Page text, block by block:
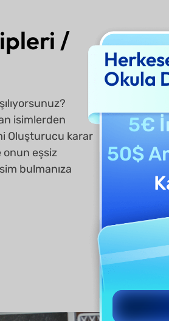
/
isimlerden
Oluşturucu karar
eşsiz
bulmanıza
Okula
5€
50$